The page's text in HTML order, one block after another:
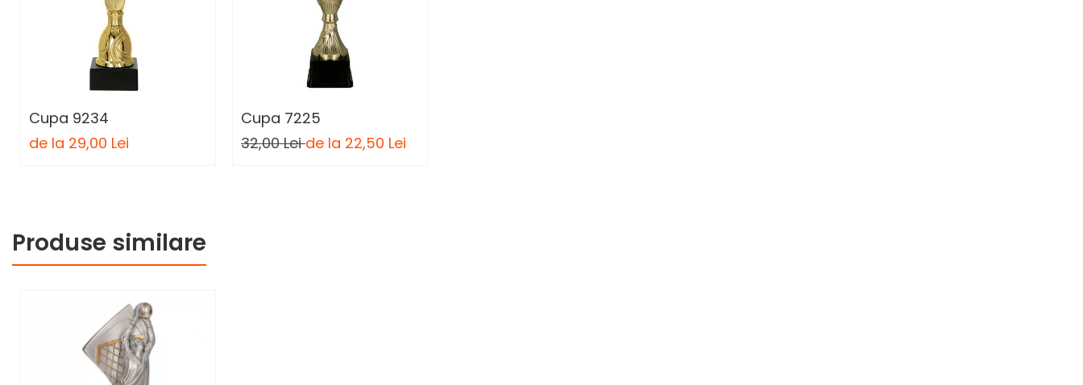
Figurine Rasina
Figurine Plastic
Cupe Outlet
Medalii Outlet
Personalizari
Columbofili
Cupa 9234
de la 29,00 Lei
Cupa 7225
32,00 Leide la 22,50 Lei
Produse similare